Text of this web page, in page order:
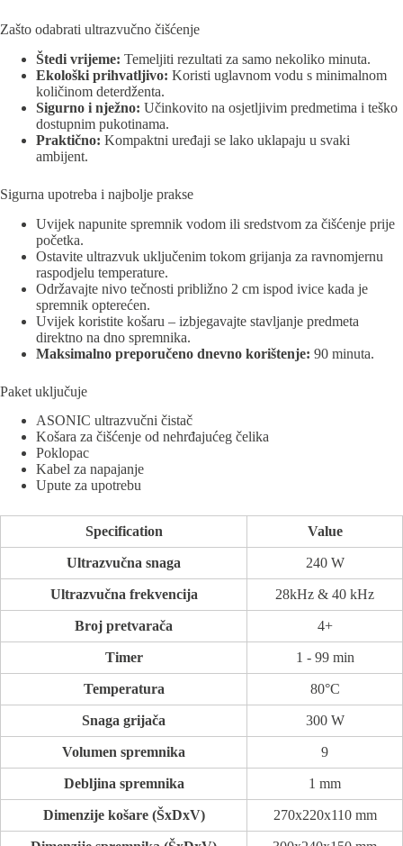
Zašto odabrati ultrazvučno čišćenje
Štedi vrijeme: Temeljiti rezultati za samo nekoliko minuta.
Ekološki prihvatljivo: Koristi uglavnom vodu s minimalnom
količinom deterdženta.
Sigurno i nježno: Učinkovito na osjetljivim predmetima i teško
dostupnim pukotinama.
Praktično: Kompaktni uređaji se lako uklapaju u svaki
ambijent.
Sigurna upotreba i najbolje prakse
Uvijek napunite spremnik vodom ili sredstvom za čišćenje prije
početka.
Ostavite ultrazvuk uključenim tokom grijanja za ravnomjernu
raspodjelu temperature.
Održavajte nivo tečnosti približno 2 cm ispod ivice kada je
spremnik opterećen.
Uvijek koristite košaru – izbjegavajte stavljanje predmeta
direktno na dno spremnika.
Maksimalno preporučeno dnevno korištenje: 90 minuta.
Paket uključuje
ASONIC ultrazvučni čistač
Košara za čišćenje od nehrđajućeg čelika
Poklopac
Kabel za napajanje
Upute za upotrebu
Specification Value
Ultrazvučna snaga 240 W
Ultrazvučna frekvencija 28kHz & 40 kHz
Broj pretvarača 4+
Timer 1 - 99 min
Temperatura 80°C
Snaga grijača 300 W
Volumen spremnika 9
Debljina spremnika 1 mm
Dimenzije košare (ŠxDxV) 270x220x110 mm